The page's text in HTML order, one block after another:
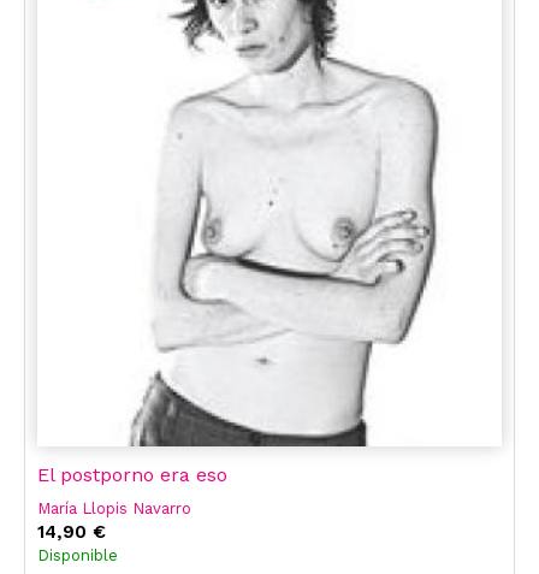
El postporno era eso
María Llopis Navarro
14,90 €
Disponible